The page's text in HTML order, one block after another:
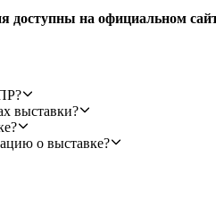
доступны на официальном
выставки?
о выставке?